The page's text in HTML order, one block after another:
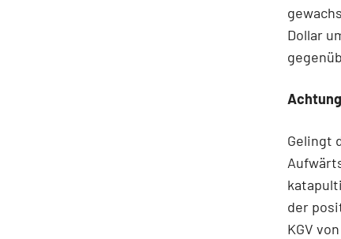
Dollar
Gelingt
der
KGV